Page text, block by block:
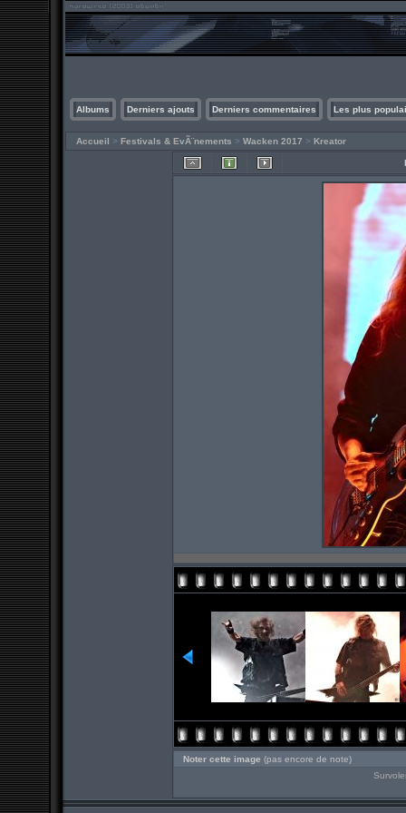
Albums Derniers ajouts Derniers commentaires Les plus
Accueil > Festivals & EvÃ¨nements > Wacken 2017 > Kreator
Noter cette image (pas encore de note)